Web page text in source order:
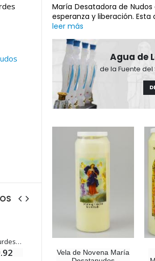
María Desatadora de
esperanza y liberación.
leer más
Agua de
de la Fuente del
Vela de Novena María
Agua de Lourdes 1L
-10%
€15.00 €13.50